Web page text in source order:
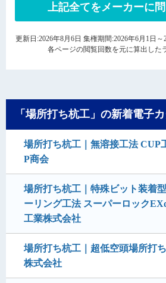
上記全てをメーカーに
更新日:2026年8月6日 集権期間:2026年6月1日
各ページの閲覧回数を元に算出した
「場所打ち杭工」の新着電子
場所打ち杭工｜無溶接工法 CUP
P商会
場所打ち杭工｜特殊ビット装着
ーリング工法 スーパーロック
工業株式会社
場所打ち杭工｜超低空頭場所打
株式会社